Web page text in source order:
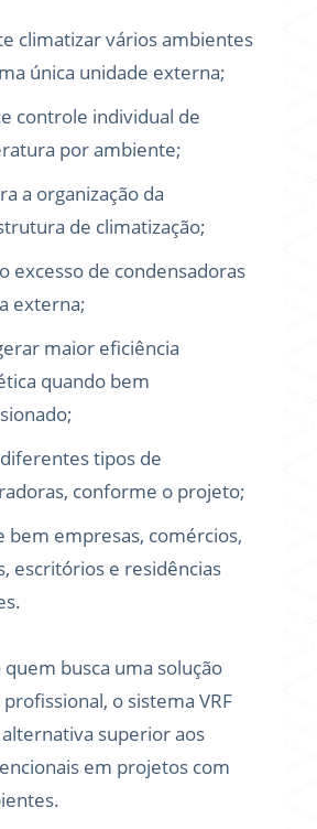
climatizar vários ambientes
única unidade externa;
controle individual de
por ambiente;
a organização da
de climatização;
excesso de condensadoras
externa;
maior eficiência
quando bem
tipos de
conforme o projeto;
bem empresas, comércios,
escritórios e residências
busca uma solução
o sistema VRF
superior aos
em projetos com